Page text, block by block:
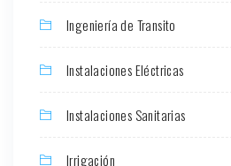
Ingeniería de Transito
Instalaciones Eléctricas
Instalaciones Sanitarias
Irrigación